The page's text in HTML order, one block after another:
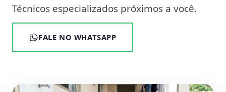
Técnicos especializados próximos a você.
FALE NO WHATSAPP